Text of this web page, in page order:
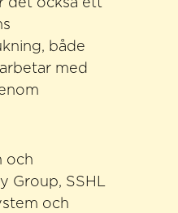
både
med
och
Group, SSHL
och